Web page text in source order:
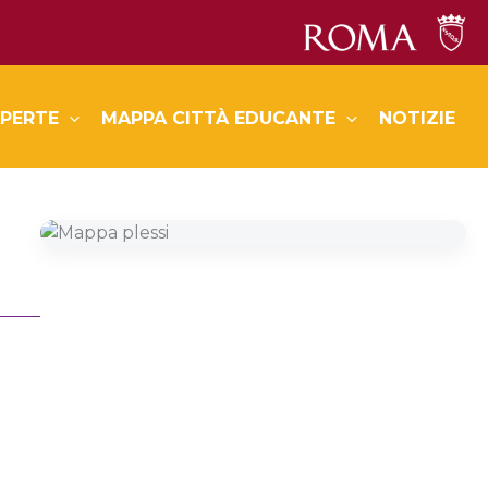
MAPPA CITTÀ EDUCANTE NOTIZIE